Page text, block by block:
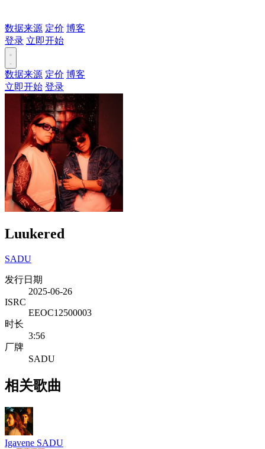
数据来源 定价 博客
登录 立即开始
数据来源 定价 博客
立即开始 登录
Luukered
SADU
发行日期
2025-06-26
ISRC
EEOC12500003
时长
3:56
厂牌
SADU
相关歌曲
Igavene SADU